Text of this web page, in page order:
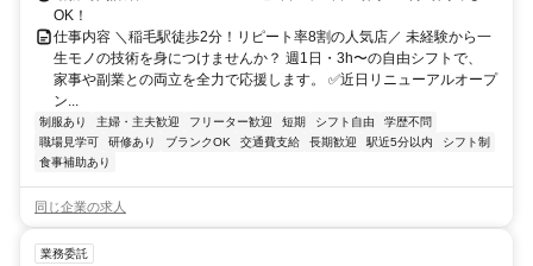
OK！
仕事内容 ＼稲毛駅徒歩2分！リピート率8割の人気店／ 未経験から一
生モノの技術を身につけませんか？ 週1日・3h〜の自由シフトで、
家事や副業との両立を全力で応援します。 ✅近日リニューアルオープ
ン...
制服あり 主婦・主夫歓迎 フリーター歓迎 短期 シフト自由
学歴不問
職場見学可
研修あり ブランクOK 交通費支給 長期歓迎 駅近5分以内
シフト制
食事補助あり
同じ企業の求人
業務委託